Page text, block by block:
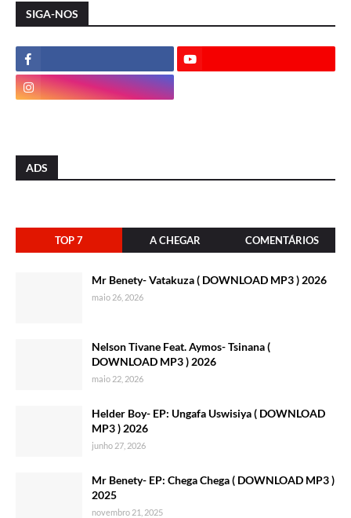
SIGA-NOS
ADS
TOP 7 A CHEGAR COMENTÁRIOS
Mr Benety- Vatakuza ( DOWNLOAD MP3 ) 2026
maio 26, 2026
Nelson Tivane Feat. Aymos- Tsinana (
DOWNLOAD MP3 ) 2026
maio 22, 2026
Helder Boy- EP: Ungafa Uswisiya ( DOWNLOAD
MP3 ) 2026
junho 27, 2026
Mr Benety- EP: Chega Chega ( DOWNLOAD MP3 )
2025
novembro 21, 2025